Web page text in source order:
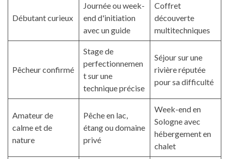
Débutant curieux
Journée ou week-
end d'initiation
avec un guide
Coffret
découverte
multitechniques
Pêcheur confirmé
Stage de
perfectionnemen
t sur une
technique précise
Séjour sur une
rivière réputée
pour sa difficulté
Amateur de
calme et de
nature
Pêche en lac,
étang ou domaine
privé
Week-end en
Sologne avec
hébergement en
chalet